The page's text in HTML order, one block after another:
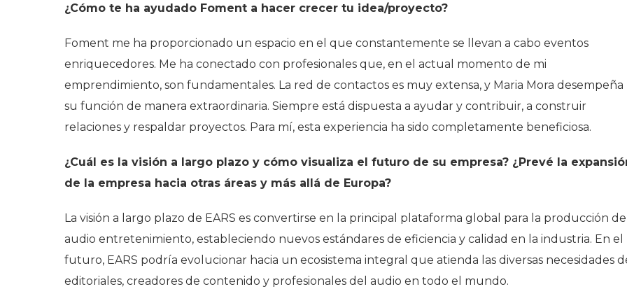
¿Cómo te ha ayudado Foment a hacer crecer tu idea/proyecto?
Foment me ha proporcionado un espacio en el que constantemente se llevan a cabo eventos
enriquecedores. Me ha conectado con profesionales que, en el actual momento de mi
emprendimiento, son fundamentales. La red de contactos es muy extensa, y Maria Mora desempeña
su función de manera extraordinaria. Siempre está dispuesta a ayudar y contribuir, a construir
relaciones y respaldar proyectos. Para mí, esta experiencia ha sido completamente beneficiosa.
¿Cuál es la visión a largo plazo y cómo visualiza el futuro de su empresa? ¿Prevé la
de la empresa hacia otras áreas y más allá de Europa?
La visión a largo plazo de EARS es convertirse en la principal plataforma global para la producción de
audio entretenimiento, estableciendo nuevos estándares de eficiencia y calidad en la industria. En el
futuro, EARS podría evolucionar hacia un ecosistema integral que atienda las diversas necesidades
editoriales, creadores de contenido y profesionales del audio en todo el mundo.